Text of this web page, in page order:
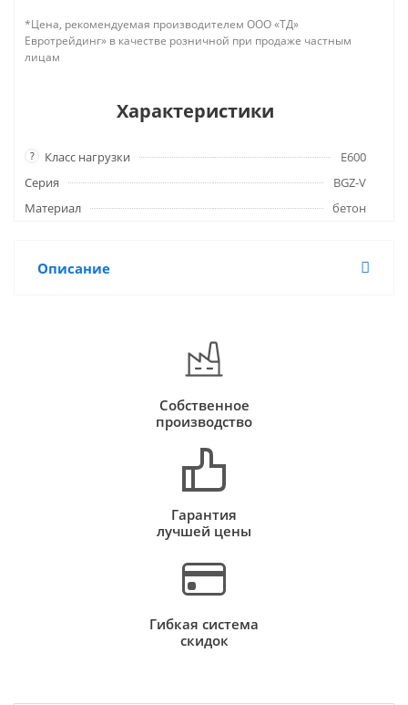
*Цена, рекомендуемая производителем ООО «ТД»
Евротрейдинг» в качестве розничной при продаже частным
лицам
Характеристики
? Класс нагрузки
E600
Серия
BGZ-V
Материал
бетон
Описание
Собственное
производство
Гарантия
лучшей цены
Гибкая система
скидок